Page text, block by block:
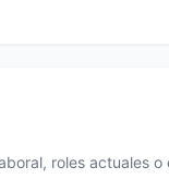
roles actuales